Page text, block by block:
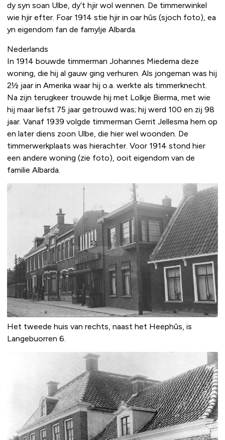
dy syn soan Ulbe, dy’t hjir wol wennen. De timmerwinkel
wie hjir efter. Foar 1914 stie hjir in oar hûs (sjoch foto), ea
yn eigendom fan de famylje Albarda.
Nederlands
In 1914 bouwde timmerman Johannes Miedema deze
woning, die hij al gauw ging verhuren. Als jongeman was hij
2½ jaar in Amerika waar hij o.a. werkte als timmerknecht.
Na zijn terugkeer trouwde hij met Lolkje Bierma, met wie
hij maar liefst 75 jaar getrouwd was; hij werd 100 en zij 98
jaar. Vanaf 1939 volgde timmerman Gerrit Jellesma hem op
en later diens zoon Ulbe, die hier wel woonden. De
timmerwerkplaats was hierachter. Voor 1914 stond hier
een andere woning (zie foto), ooit eigendom van de
familie Albarda.
Het tweede huis van rechts, naast het Heephûs, is
Langebuorren 6.